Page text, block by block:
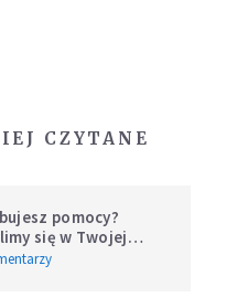
CZYTANE
pomocy?
się w Twojej